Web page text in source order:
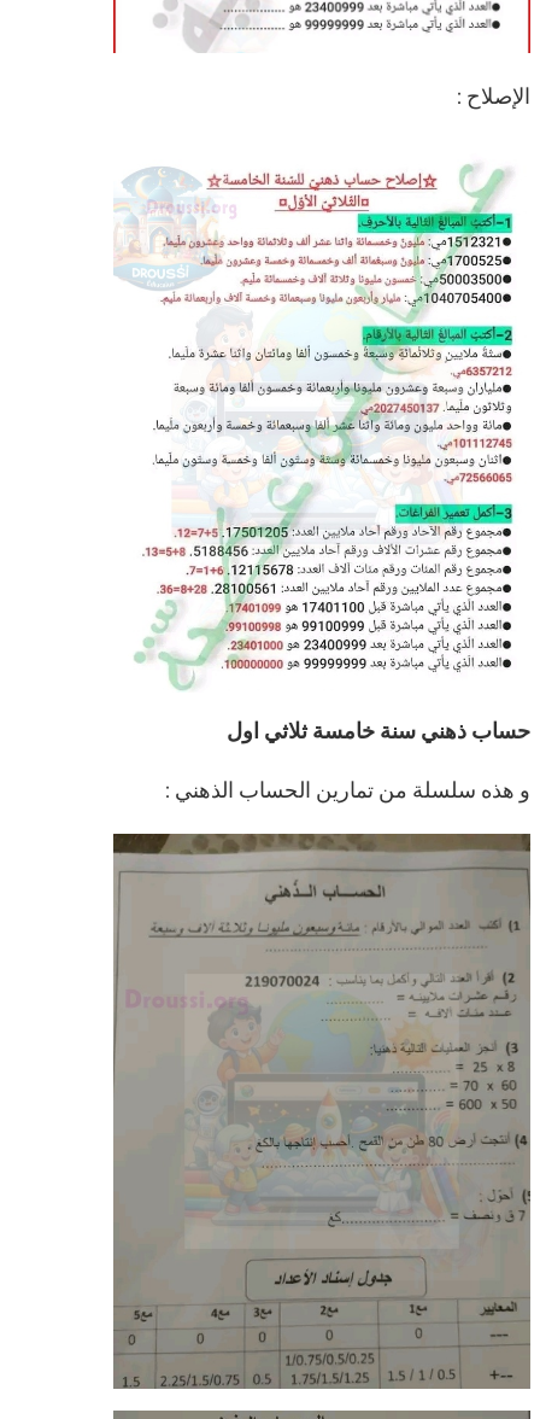
الإصلاح :
حساب ذهني سنة خامسة ثلاثي اول
و هذه سلسلة من تمارين الحساب الذهني :